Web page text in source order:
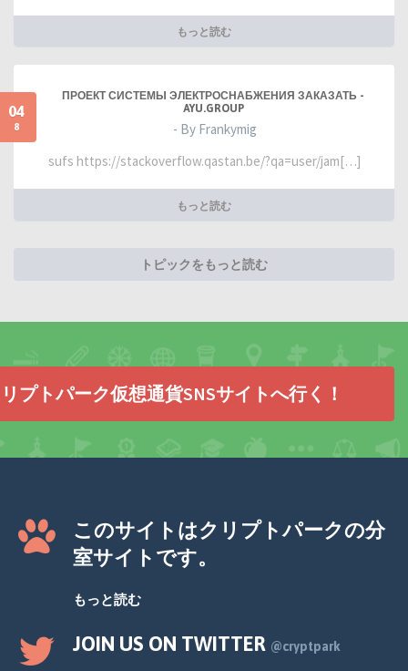
もっと読む
04
8
ПРОЕКТ СИСТЕМЫ ЭЛЕКТРОСНАБЖЕНИЯ ЗАКАЗАТЬ -
AYU.GROUP
- By Frankymig
sufs https://stackoverflow.qastan.be/?qa=user/jam[…]
もっと読む
トピックをもっと読む
プトパーク仮想通貨SNSサイトへ行く！
このサイトはクリプトパークの分
室サイトです。
もっと読む
JOIN US ON TWITTER @cryptpark